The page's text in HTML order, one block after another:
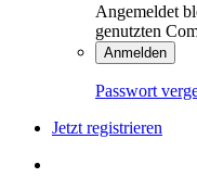
Angemeldet
genutzten
Anmelden
Passwort
Jetzt registrieren